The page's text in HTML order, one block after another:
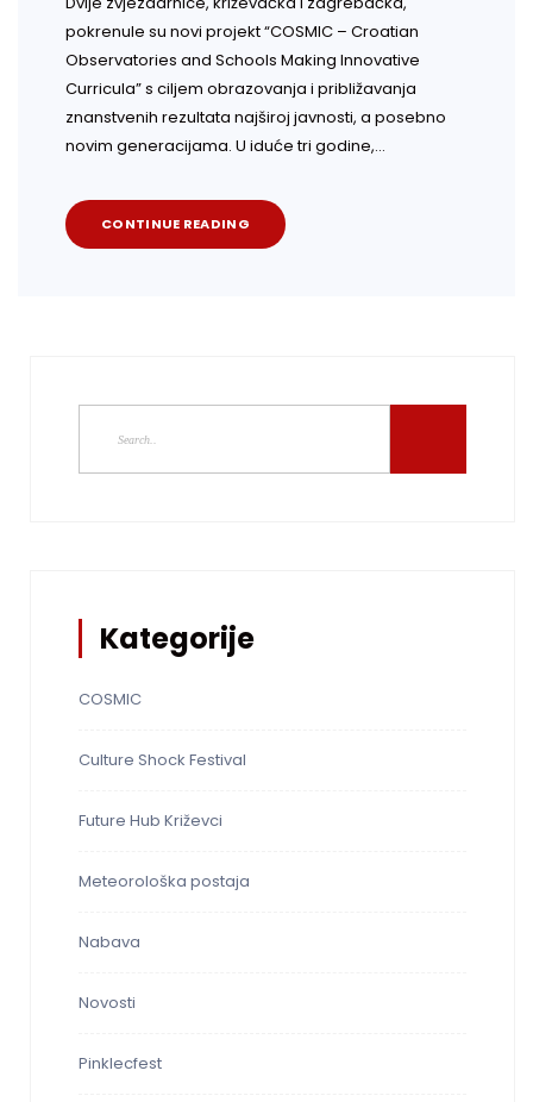
pokrenule su novi projekt “COSMIC – Croatian
Observatories and Schools Making Innovative
Curricula” s ciljem obrazovanja i približavanja
znanstvenih rezultata najširoj javnosti, a posebno
novim generacijama. U iduće tri godine,…
CONTINUE READING
Kategorije
COSMIC
Culture Shock Festival
Future Hub Križevci
Meteorološka postaja
Nabava
Novosti
Pinklecfest